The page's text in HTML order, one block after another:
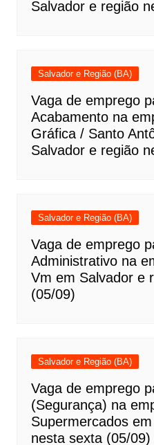
Salvador e região
Salvador e Região (BA)
Vaga de emprego
Acabamento na
Gráfica / Santo
Salvador e região
Salvador e Região (BA)
Vaga de emprego
Administrativo na
Vm em Salvador e
(05/09)
Salvador e Região (BA)
Vaga de emprego
(Segurança) na
Supermercados
nesta sexta (05/09)